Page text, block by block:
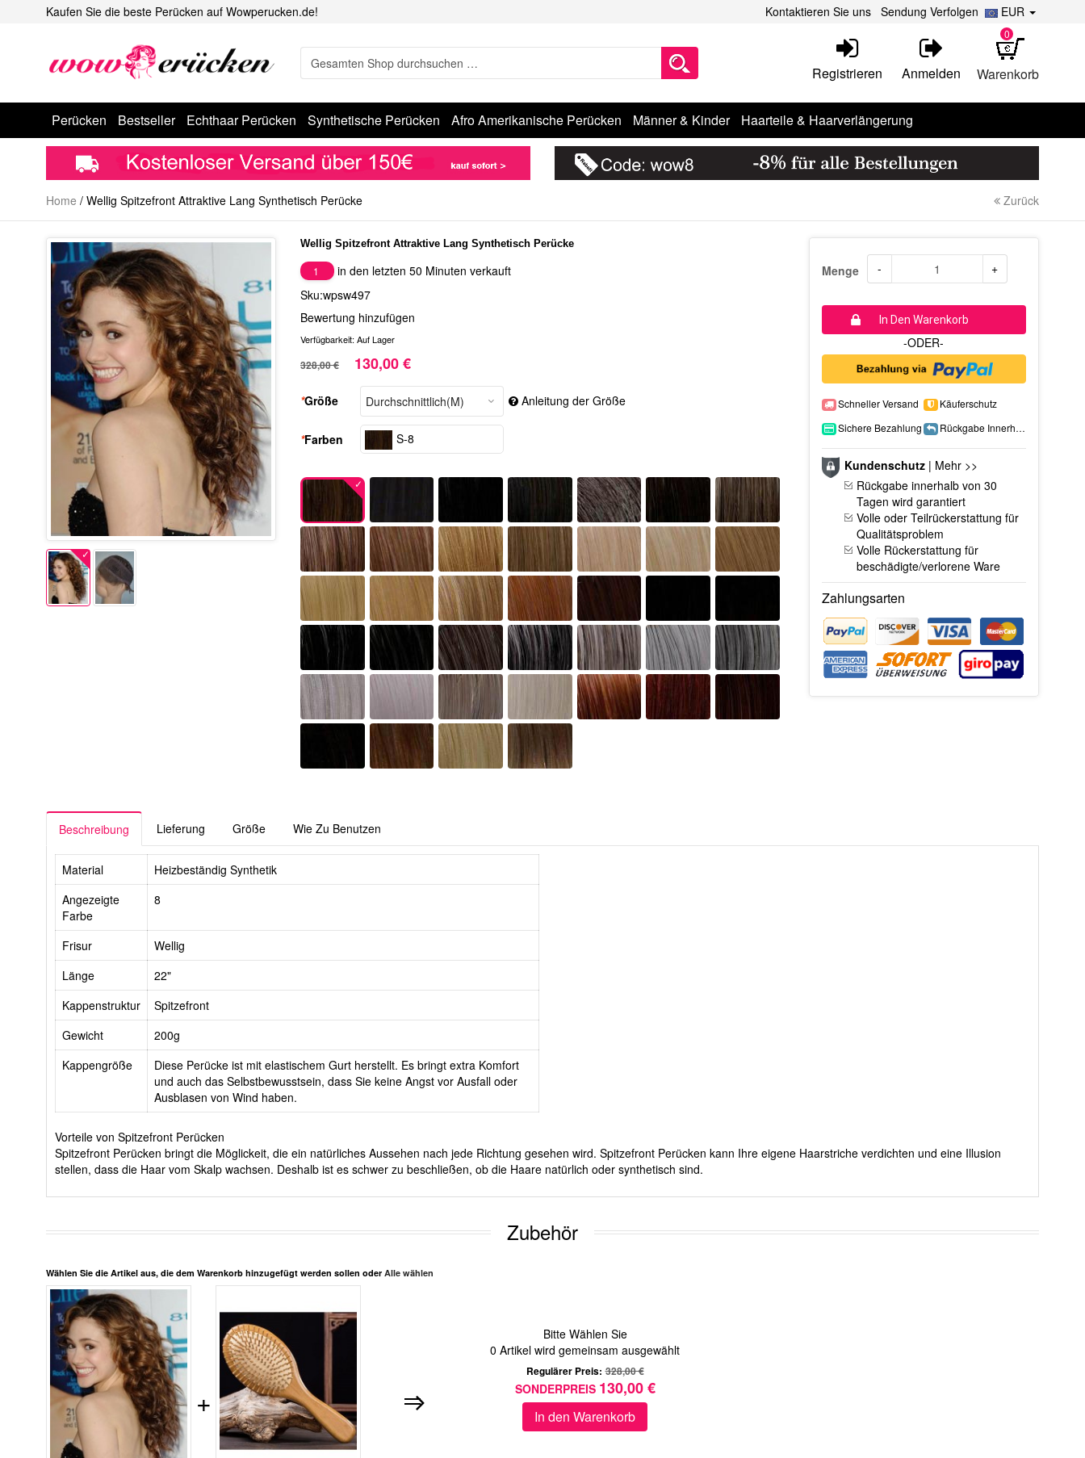
Kaufen Sie die beste Perücken auf Wowperucken.de! EUR
Kontaktieren Sie uns Sendung Verfolgen
Warenkorb
0
Registrieren Anmelden
Perücken Bestseller Echthaar Perücken Synthetische Perücken Afro Amerikanische Perücken Männer & Kinder Haarteile & Haarverlängerung
Home / Wellig Spitzefront Attraktive Lang Synthetisch Perücke Zurück
Wellig Spitzefront Attraktive Lang Synthetisch Perücke
1
in den letzten 50 Minuten verkauft
Sku:wpsw497
Bewertung hinzufügen
Verfügbarkeit: Auf Lager
328,00 € 130,00 €
*Größe Anleitung der Größe
*Farben S-8
Menge - +
In Den Warenkorb
-ODER-
Schneller Versand
Käuferschutz
Sichere Bezahlung
Rückgabe Innerhalb 15 Tage
Kundenschutz| Mehr >>
Rückgabe innerhalb von 30
Tagen wird garantiert
Volle oder Teilrückerstattung für
Qualitätsproblem
Volle Rückerstattung für
beschädigte/verlorene Ware
Zahlungsarten
Beschreibung Lieferung Größe Wie Zu Benutzen
Material
Heizbeständig Synthetik
Angezeigte
Farbe
8
Frisur
Wellig
Länge
22"
Kappenstruktur
Spitzefront
Gewicht
200g
Kappengröße
Diese Perücke ist mit elastischem Gurt herstellt. Es bringt extra Komfort
und auch das Selbstbewusstsein, dass Sie keine Angst vor Ausfall oder
Ausblasen von Wind haben.
Vorteile von Spitzefront Perücken
Spitzefront Perücken bringt die Möglickeit, die ein natürliches Aussehen nach jede Richtung gesehen wird. Spitzefront Perücken kann Ihre eigene Haarstriche verdichten und eine Illusion
stellen, dass die Haar vom Skalp wachsen. Deshalb ist es schwer zu beschließen, ob die Haare natürlich oder synthetisch sind.
Zubehör
Wählen Sie die Artikel aus, die dem Warenkorb hinzugefügt werden sollen oder Alle wählen
+
Bitte Wählen Sie
0 Artikel wird gemeinsam ausgewählt
Regulärer Preis: 328,00 €
SONDERPREIS 130,00 €
In den Warenkorb